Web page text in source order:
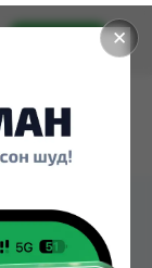
✕
Установить